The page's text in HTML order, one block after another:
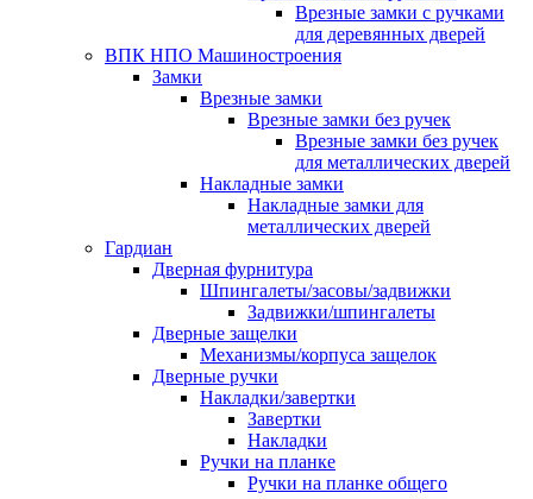
Врезные замки с ручками
для деревянных дверей
ВПК НПО Машиностроения
Замки
Врезные замки
Врезные замки без ручек
Врезные замки без ручек
для металлических дверей
Накладные замки
Накладные замки для
металлических дверей
Гардиан
Дверная фурнитура
Шпингалеты/засовы/задвижки
Задвижки/шпингалеты
Дверные защелки
Механизмы/корпуса защелок
Дверные ручки
Накладки/завертки
Завертки
Накладки
Ручки на планке
Ручки на планке общего